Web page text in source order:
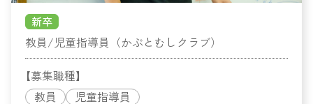
新卒
教員/児童指導員（かぶとむしクラブ）
【募集職種】
教員
児童指導員